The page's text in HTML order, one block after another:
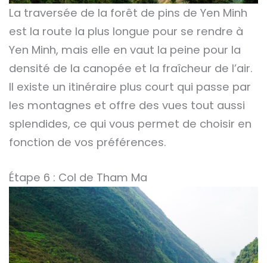
La traversée de la forêt de pins de Yen Minh
est la route la plus longue pour se rendre à
Yen Minh, mais elle en vaut la peine pour la
densité de la canopée et la fraîcheur de l’air.
Il existe un itinéraire plus court qui passe par
les montagnes et offre des vues tout aussi
splendides, ce qui vous permet de choisir en
fonction de vos préférences.
Étape 6 : Col de Tham Ma